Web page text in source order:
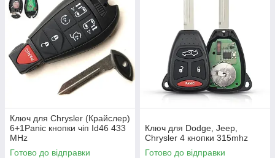
Ключ для Chrysler (Крайслер)
6+1Panic кнопки чіп Id46 433
MHz
Готово до відправки
Ключ для Dodge, Jeep,
Chrysler 4 кнопки 315mhz
Готово до відправки